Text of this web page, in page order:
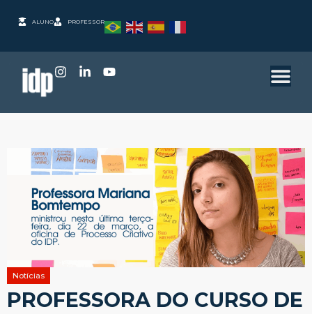
ALUNO PROFESSOR
Notícias
PROFESSORA DO CURSO DE